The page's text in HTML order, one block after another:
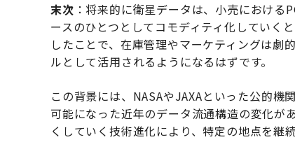
末次 ：将来的に衛星データは、小売におけ
ースのひとつとしてコモディティ化していく
したことで、在庫管理やマーケティングは劇
ルとして活用されるようになるはずです。
この背景には、NASAやJAXAといった公的
可能になった近年のデータ流通構造の変化が
くしていく技術進化により、特定の地点を継